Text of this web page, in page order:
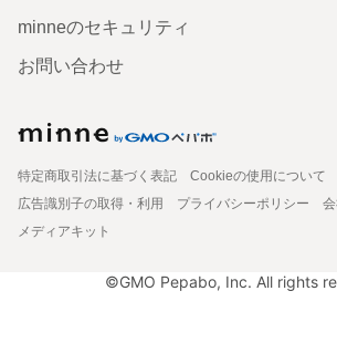
minneのセキュリティ
お問い合わせ
特定商取引法に基づく表記
Cookieの使用について
広告識別子の取得・利用
プライバシーポリシー
メディアキット
©GMO Pepabo, Inc. All rights